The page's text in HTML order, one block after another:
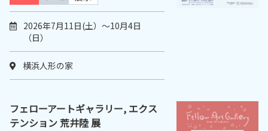
2026年7月11日(土）～10月4日
（日）
横浜人形の家
フェローアートギャラリー, エクス
テンション 荒井陸 展